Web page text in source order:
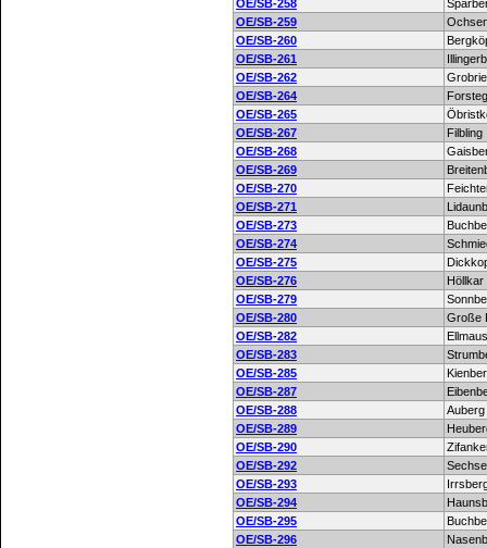
OE/SB-258
OE/SB-259
OE/SB-260
OE/SB-261
OE/SB-262
OE/SB-264
OE/SB-265
OE/SB-267
Filbling
OE/SB-268
OE/SB-269
OE/SB-270
OE/SB-271
OE/SB-273
OE/SB-274
OE/SB-275
OE/SB-276
Höllkar
OE/SB-279
OE/SB-280
Große
OE/SB-282
OE/SB-283
OE/SB-285
OE/SB-287
OE/SB-288
Auberg
OE/SB-289
OE/SB-290
OE/SB-292
OE/SB-293
OE/SB-294
OE/SB-295
OE/SB-296